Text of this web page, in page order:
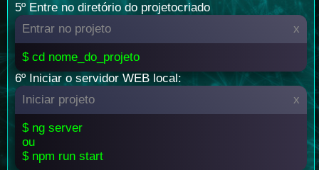
5º Entre no diretório do projetocriado
Entrar no projeto
x
$ cd nome_do_projeto
6º Iniciar o servidor WEB local:
Iniciar projeto
x
$ ng server
ou
$ npm run start